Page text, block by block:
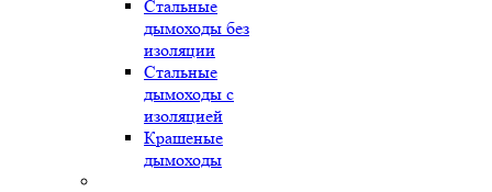
Стальные
дымоходы без
изоляции
Стальные
дымоходы с
изоляцией
Крашеные
дымоходы